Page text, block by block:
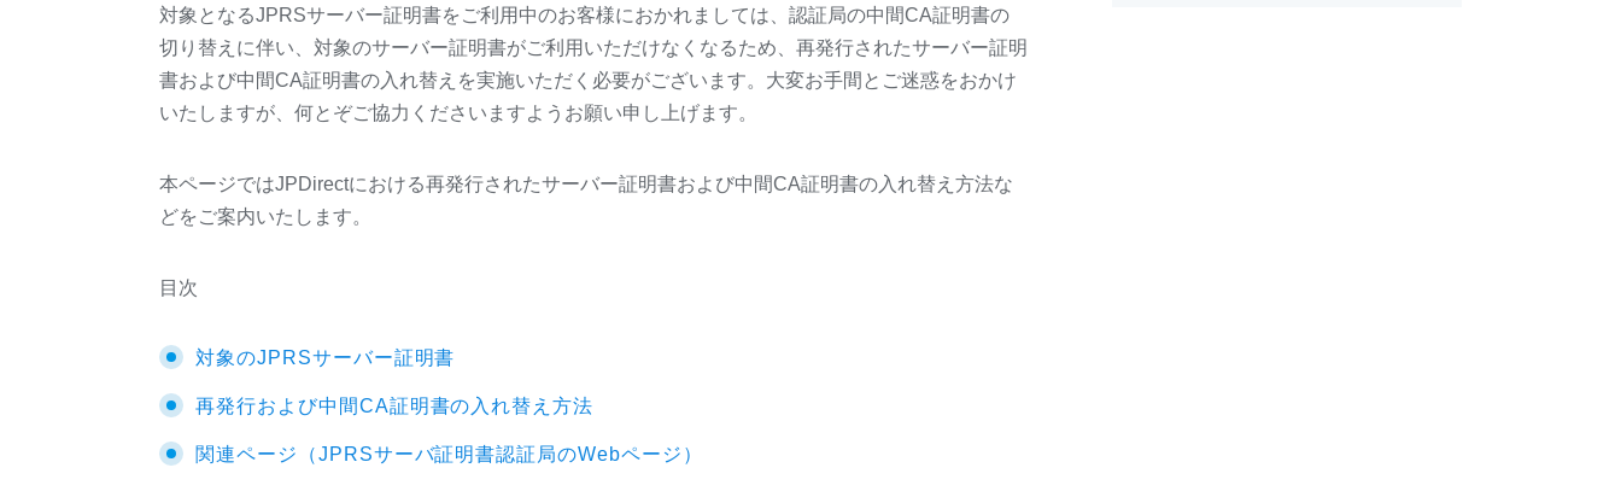
対象となるJPRSサーバー証明書をご利用中のお客様におかれましては、認証局の中間CA証明書の
切り替えに伴い、対象のサーバー証明書がご利用いただけなくなるため、再発行されたサーバー証明
書および中間CA証明書の入れ替えを実施いただく必要がございます。大変お手間とご迷惑をおかけ
いたしますが、何とぞご協力くださいますようお願い申し上げます。
本ページではJPDirectにおける再発行されたサーバー証明書および中間CA証明書の入れ替え方法な
どをご案内いたします。
目次
対象のJPRSサーバー証明書
再発行および中間CA証明書の入れ替え方法
関連ページ（JPRSサーバ証明書認証局のWebページ）